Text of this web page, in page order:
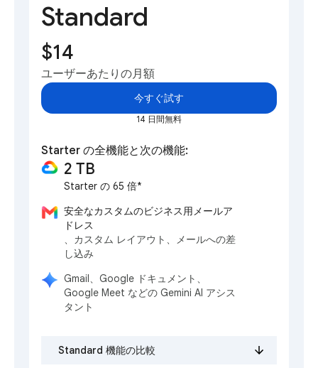
Standard
$14
ユーザーあたりの月額
今すぐ試す
14 日間無料
Starter の全機能と次の機能:
2 TB
Starter の 65 倍*
安全なカスタムのビジネス用メールア
ドレス
、カスタム レイアウト、メールへの差
し込み
Gmail、Google ドキュメント、
Google Meet などの Gemini AI アシス
タント
Standard 機能の比較